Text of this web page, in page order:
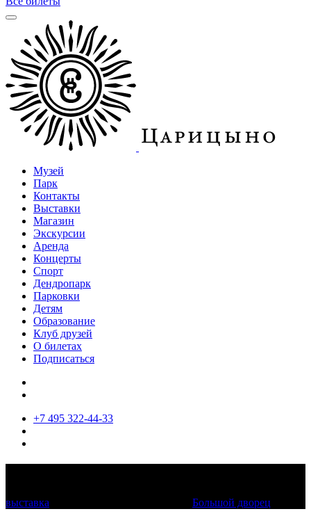
Музей
Парк
Контакты
Выставки
Магазин
Экскурсии
Аренда
Концерты
Спорт
Дендропарк
Парковки
Детям
Образование
Клуб друзей
О билетах
Подписаться
+7 495 322-44-33
выставка
Большой дворец